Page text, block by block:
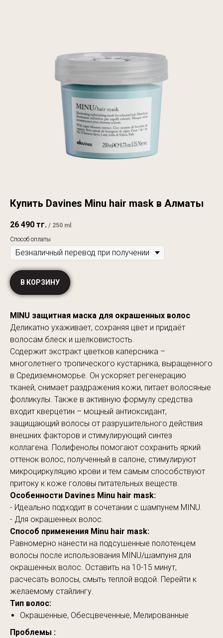
Купить Davines Minu hair mask в Алматы
26 490 тг. / 250 ml
Способ оплаты
В КОРЗИНУ
MINU защитная маска для окрашенных волос
Деликатно ухаживает, сохраняя цвет и придаёт
волосам блеск и шелковистость.
Содержит экстракт цветков каперсника –
многолетнего тропического кустарника, выращенного
в Средиземноморье. Он ускоряет регенерацию
тканей, снимает раздражения кожи, питает волосяные
фолликулы. Также в активную формулу средства
входит кверцетин – мощный антиоксидант,
защищающий волосы от разрушительного действия
внешних факторов и стимулирующий синтез
коллагена. Полифенолы помогают сохранить яркий
оттенок волос, полученный в салоне, стимулируют
микроциркуляцию крови и тем самым способствуют
притоку к коже головы питательных веществ.
Особенности Davines Minu hair mask:
- Идеально подходит в сочетании с шампунем MINU.
- Для окрашенных волос.
Способ применения Minu hair mask:
Равномерно нанести на подсушенные полотенцем
волосы после использования MINU/шампуня для
окрашенных волос. Оставить на 10-15 минут,
расчесать волосы, смыть теплой водой. Перейти к
желаемому стайлингу.
Тип волос:
Окрашенные, Обесцвеченные, Мелированные
Проблемы :